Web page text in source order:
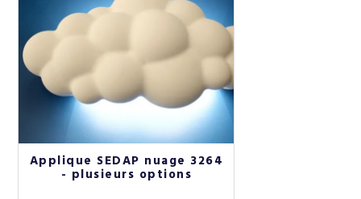
Applique SEDAP nuage 3264
- plusieurs options